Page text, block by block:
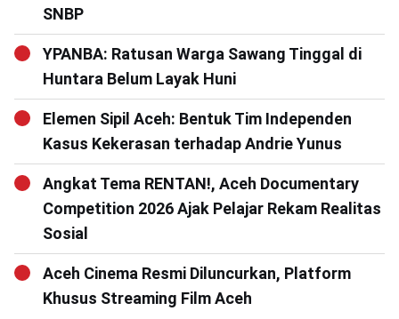
SNBP
YPANBA: Ratusan Warga Sawang Tinggal di
Huntara Belum Layak Huni
Elemen Sipil Aceh: Bentuk Tim Independen
Kasus Kekerasan terhadap Andrie Yunus
Angkat Tema RENTAN!, Aceh Documentary
Competition 2026 Ajak Pelajar Rekam Realitas
Sosial
Aceh Cinema Resmi Diluncurkan, Platform
Khusus Streaming Film Aceh